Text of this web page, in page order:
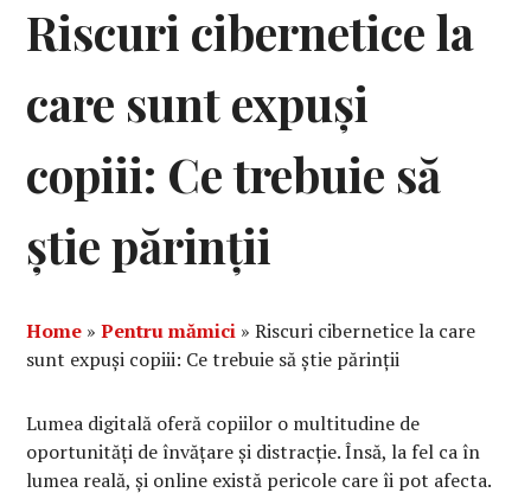
Riscuri cibernetice la
care sunt expuși
copiii: Ce trebuie să
știe părinții
Home »Pentru mămici »Riscuri cibernetice la care
sunt expuși copiii: Ce trebuie să știe părinții
Lumea digitală oferă copiilor o multitudine de
oportunități de învățare și distracție. Însă, la fel ca în
lumea reală, și online există pericole care îi pot afecta.